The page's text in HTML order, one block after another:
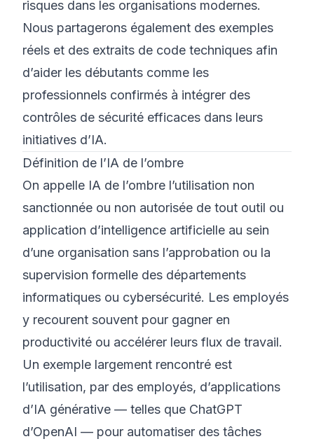
risques dans les organisations modernes.
Nous partagerons également des exemples
réels et des extraits de code techniques afin
d’aider les débutants comme les
professionnels confirmés à intégrer des
contrôles de sécurité efficaces dans leurs
initiatives d’IA.
Définition de l’IA de l’ombre
On appelle IA de l’ombre l’utilisation non
sanctionnée ou non autorisée de tout outil ou
application d’intelligence artificielle au sein
d’une organisation sans l’approbation ou la
supervision formelle des départements
informatiques ou cybersécurité. Les employés
y recourent souvent pour gagner en
productivité ou accélérer leurs flux de travail.
Un exemple largement rencontré est
l’utilisation, par des employés, d’applications
d’IA générative — telles que ChatGPT
d’OpenAI — pour automatiser des tâches